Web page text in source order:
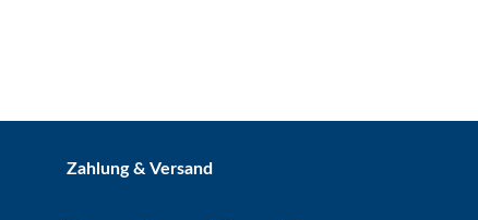
Lieferzeit:
Zahlung & Versand